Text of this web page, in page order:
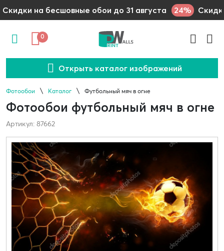
Скидки на бесшовные обои до 31 августа 24%
0
Открыть каталог изображений
Фотообои Каталог Футбольный мяч в огне
Фотообои футбольный мяч в огне
Артикул: 87662